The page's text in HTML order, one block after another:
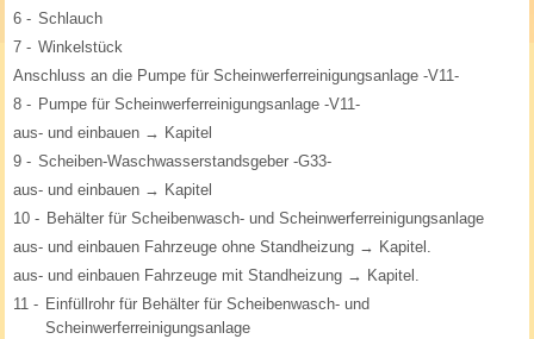
6 - Schlauch
7 - Winkelstück
Anschluss an die Pumpe für Scheinwerferreinigungsanlage -V11-
8 - Pumpe für Scheinwerferreinigungsanlage -V11-
aus- und einbauen → Kapitel
9 - Scheiben-Waschwasserstandsgeber -G33-
aus- und einbauen → Kapitel
10 - Behälter für Scheibenwasch- und Scheinwerferreinigungsanlage
aus- und einbauen Fahrzeuge ohne Standheizung → Kapitel.
aus- und einbauen Fahrzeuge mit Standheizung → Kapitel.
11 - Einfüllrohr für Behälter für Scheibenwasch- und
Scheinwerferreinigungsanlage